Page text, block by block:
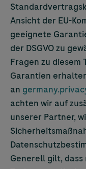
Ansicht der EU-
geeignete
der DSGVO zu
Fragen zu diesem
Garantien
an
achten wir auf
unserer Partner,
Generell gilt,